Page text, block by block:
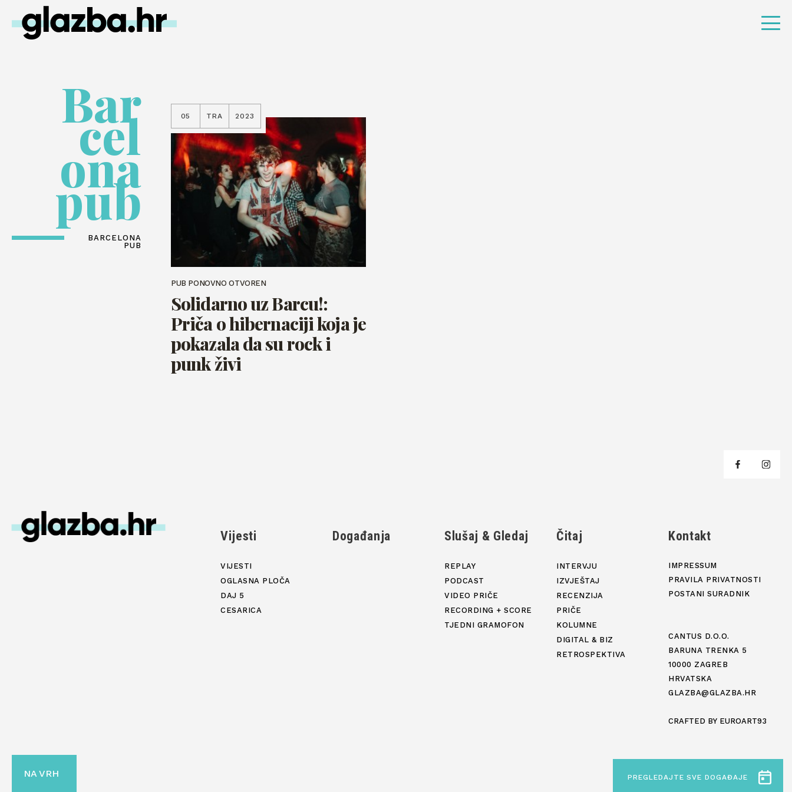
PREGLEDAJTE SVE DOGAĐAJE
Bar
cel
ona
pub
BARCELONA
PUB
05 TRA 2023
PUB PONOVNO OTVOREN
Solidarno uz Barcu!:
Priča o hibernaciji koja je
pokazala da su rock i
punk živi
Vijesti
VIJESTI
OGLASNA PLOČA
DAJ 5
CESARICA
Događanja Slušaj & Gledaj
REPLAY
PODCAST
VIDEO PRIČE
RECORDING + SCORE
TJEDNI GRAMOFON
Čitaj
INTERVJU
IZVJEŠTAJ
RECENZIJA
PRIČE
KOLUMNE
DIGITAL & BIZ
RETROSPEKTIVA
Kontakt
IMPRESSUM
PRAVILA PRIVATNOSTI
POSTANI SURADNIK
CANTUS D.O.O.
BARUNA TRENKA 5
10000 ZAGREB
HRVATSKA
GLAZBA@GLAZBA.HR
CRAFTED BY EUROART93
NA VRH